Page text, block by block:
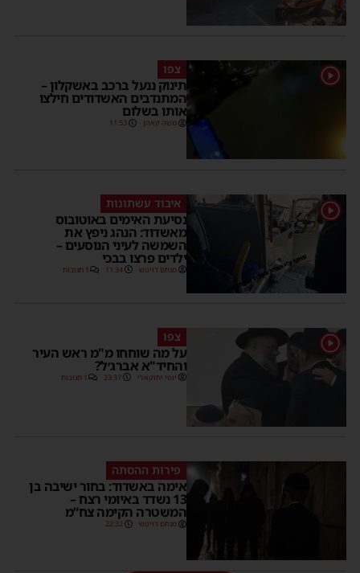
צפו
תינוק ננעל ברכב באשקלון –
המתנדבים האשדודים חילצו
אותו בשלום
משה קאהן 11:53
איבוד עשתונות
נסיעת האימים באוטובוס
מאשדוד: הנהג ניפץ את
השמשה לעיני הנוסעים –
ילדים פרצו בבכי
מנחם דויטש 11:34 1 תגובות
על מה שוחחו מ"מ ראש העיר
והחיד"א אברג׳ל?
יוסי יחזקאלי 23:37 1 תגובות
פירות ההסתה
אימה באשדוד: בחור ישיבה בן
13 נשדד באיומי רצח –
המשטרה הקימה צח”מ
מנחם דויטש 22:32